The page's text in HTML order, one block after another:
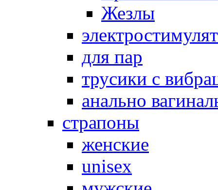
Жезлы
для пар
трусики с
анально
страпоны
женские
unisex